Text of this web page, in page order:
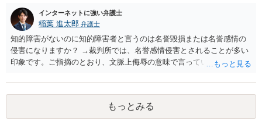
インターネットに強い弁護士
稲葉 進太郎 弁護士
知的障害がないのに知的障害者と言うのは名誉毀損または名誉感情の
侵害になりますか？ →裁判所では、名誉感情侵害とされることが多い
印象です。ご指摘のとおり、文脈上侮辱の意味で言っている点も加味
もっとみる